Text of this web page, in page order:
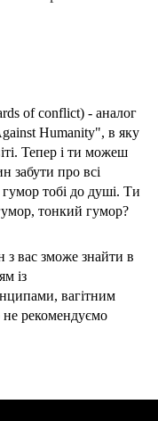
of conflict) - аналог
Humanity", в яку
Тепер і ти можеш
забути про всі
тобі до душі. Ти
тонкий гумор?
з вас зможе знайти в
із
вагітним
рекомендуємо